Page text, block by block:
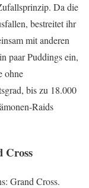
Da die
bestreitet ihr
mit anderen
paar Puddings ein,
ohne
bis zu 18.000
Raids
Cross
Grand Cross.